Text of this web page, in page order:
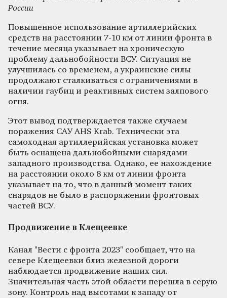
России
Повышенное использование артиллерийских
средств на расстоянии 7-10 км от линии фронта в
течение месяца указывает на хроническую
проблему дальнобойности ВСУ. Ситуация не
улучшилась со временем, а украинские силы
продолжают сталкиваться с ограничениями в
наличии гаубиц и реактивных систем залпового
огня.
Этот вывод подтверждается также случаем
поражения САУ AHS Krab. Технически эта
самоходная артиллерийская установка может
быть оснащена дальнобойными снарядами
западного производства. Однако, ее нахождение
на расстоянии около 8 км от линии фронта
указывает на то, что в данный момент таких
снарядов не было в распоряжении фронтовых
частей ВСУ.
Продвижение в Клещеевке
Канал "Вести с фронта 2023" сообщает, что на
севере Клещеевки близ железной дороги
наблюдается продвижение наших сил.
Значительная часть этой области перешла в серую
зону. Контроль над высотами к западу от